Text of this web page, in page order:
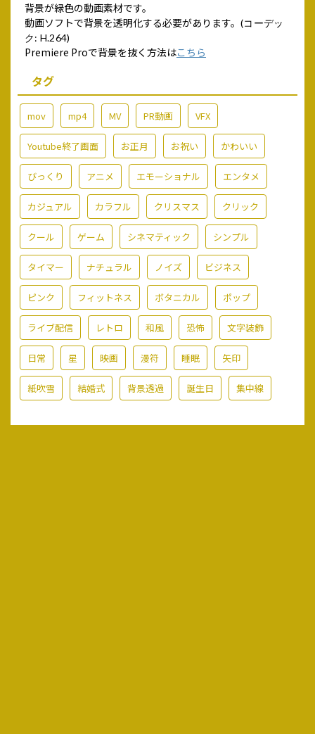
背景が緑色の動画素材です。
動画ソフトで背景を透明化する必要があります。 (コーデッ
ク: H.264)
Premiere Proで背景を抜く方法はこちら
タグ
mov mp4 MV PR動画 VFX
Youtube終了画面 お正月 お祝い かわいい
びっくり アニメ エモーショナル エンタメ
カジュアル カラフル クリスマス クリック
クール ゲーム シネマティック シンプル
タイマー ナチュラル ノイズ ビジネス
ピンク フィットネス ボタニカル ポップ
ライブ配信 レトロ 和風 恐怖 文字装飾
日常 星 映画 漫符 睡眠 矢印
紙吹雪 結婚式 背景透過 誕生日 集中線